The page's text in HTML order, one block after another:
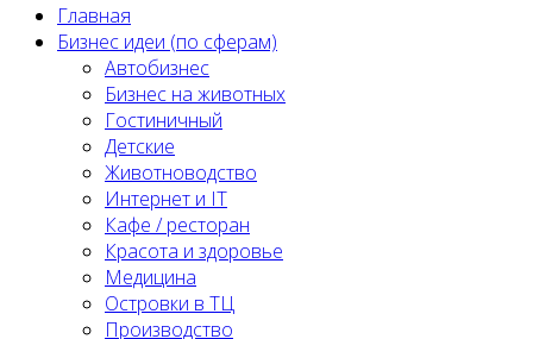
Главная
Бизнес идеи (по сферам)
Автобизнес
Бизнес на животных
Гостиничный
Детские
Животноводство
Интернет и IT
Кафе / ресторан
Красота и здоровье
Медицина
Островки в ТЦ
Производство